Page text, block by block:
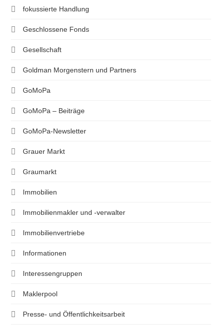
fokussierte Handlung
Geschlossene Fonds
Gesellschaft
Goldman Morgenstern und Partners
GoMoPa
GoMoPa – Beiträge
GoMoPa-Newsletter
Grauer Markt
Graumarkt
Immobilien
Immobilienmakler und -verwalter
Immobilienvertriebe
Informationen
Interessengruppen
Maklerpool
Presse- und Öffentlichkeitsarbeit